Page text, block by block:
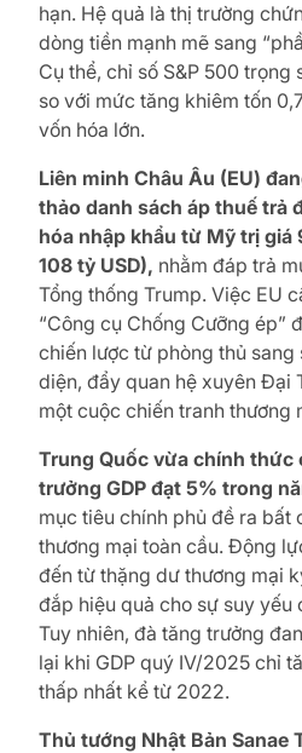
hạn. Hệ quả là thị trường
dòng tiền mạnh mẽ sang
Cụ thể, chỉ số S&P 500 trọng
so với mức tăng khiêm tốn
vốn hóa lớn.
Liên minh Châu Âu (EU)
thảo danh sách áp thuế trả
hóa nhập khẩu từ Mỹ trị giá
108 tỷ USD), nhằm đáp trả
Tổng thống Trump. Việc EU
“Công cụ Chống Cưỡng ép”
chiến lược từ phòng thủ
diện, đẩy quan hệ xuyên Đại
một cuộc chiến tranh thương
Trung Quốc vừa chính thức
trưởng GDP đạt 5% trong
mục tiêu chính phủ đề ra bất
thương mại toàn cầu. Động
đến từ thặng dư thương mại
đắp hiệu quả cho sự suy yếu
Tuy nhiên, đà tăng trưởng
lại khi GDP quý IV/2025 chỉ
thấp nhất kể từ 2022.
Thủ tướng Nhật Bản Sanae